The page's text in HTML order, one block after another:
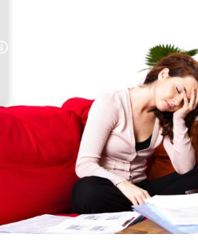
Untermenü
Untermenü
Untermenü
Untermenü
Copyright-Hinweis öffnen/schließen